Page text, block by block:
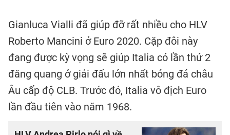
Gianluca Vialli đã giúp đỡ rất nhiều cho HLV
Roberto Mancini ở Euro 2020. Cặp đôi này
đang được kỳ vọng sẽ giúp Italia có lần thứ 2
đăng quang ở giải đấu lớn nhất bóng đá châu
Âu cấp độ CLB. Trước đó, Italia vô địch Euro
lần đầu tiên vào năm 1968.